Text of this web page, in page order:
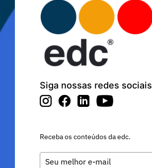
Siga nossas redes sociais
Receba os conteúdos da edc.